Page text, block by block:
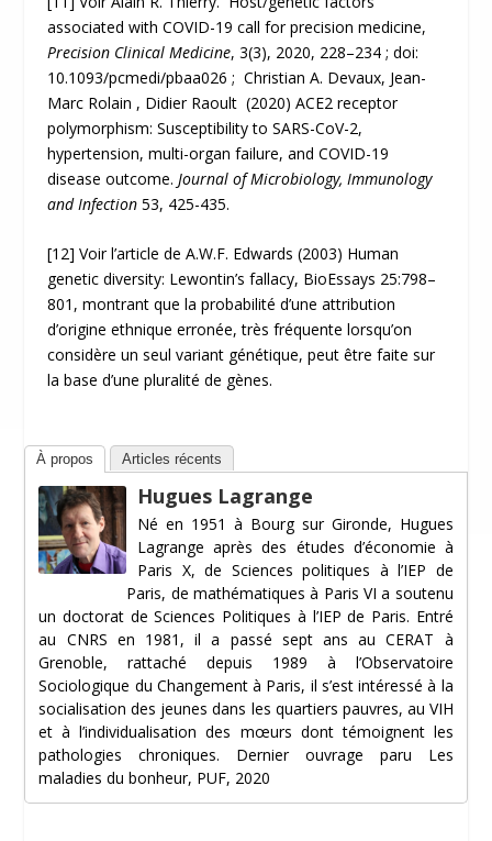
associated with COVID-19 call for precision medicine,
Precision Clinical Medicine, 3(3), 2020, 228–234 ; doi:
10.1093/pcmedi/pbaa026 ; Christian A. Devaux, Jean-
Marc Rolain , Didier Raoult (2020) ACE2 receptor
polymorphism: Susceptibility to SARS-CoV-2,
hypertension, multi-organ failure, and COVID-19
disease outcome. Journal of Microbiology, Immunology
and Infection 53, 425-435.
[12] Voir l’article de A.W.F. Edwards (2003) Human
genetic diversity: Lewontin’s fallacy, BioEssays 25:798–
801, montrant que la probabilité d’une attribution
d’origine ethnique erronée, très fréquente lorsqu’on
considère un seul variant génétique, peut être faite sur
la base d’une pluralité de gènes.
À propos Articles récents
Hugues Lagrange
Né en 1951 à Bourg sur Gironde, Hugues
Lagrange après des études d’économie à
Paris X, de Sciences politiques à l’IEP de
Paris, de mathématiques à Paris VI a soutenu
un doctorat de Sciences Politiques à l’IEP de Paris. Entré
au CNRS en 1981, il a passé sept ans au CERAT à
Grenoble, rattaché depuis 1989 à l’Observatoire
Sociologique du Changement à Paris, il s’est intéressé à la
socialisation des jeunes dans les quartiers pauvres, au VIH
et à l’individualisation des mœurs dont témoignent les
pathologies chroniques. Dernier ouvrage paru Les
maladies du bonheur, PUF, 2020